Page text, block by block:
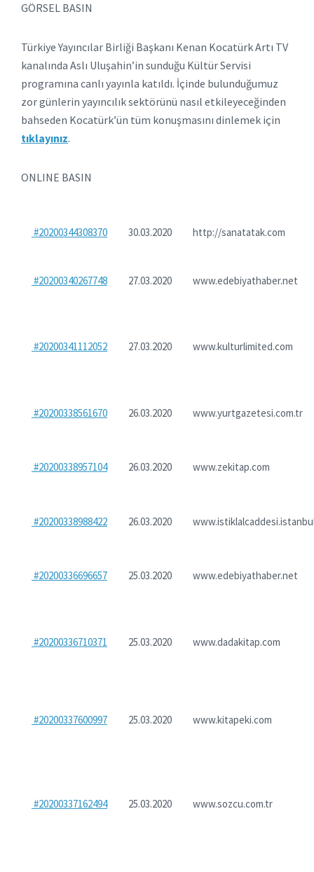
GÖRSEL BASIN
Türkiye Yayıncılar Birliği Başkanı Kenan Kocatürk Artı TV
kanalında Aslı Uluşahin’in sunduğu Kültür Servisi
programına canlı yayınla katıldı. İçinde bulunduğumuz
zor günlerin yayıncılık sektörünü nasıl etkileyeceğinden
bahseden Kocatürk’ün tüm konuşmasını dinlemek için
tıklayınız.
ONLINE BASIN
#20200344308370 30.03.2020 http://sanatatak.com
#20200340267748 27.03.2020 www.edebiyathaber.net
#20200341112052 27.03.2020 www.kulturlimited.com
#20200338561670 26.03.2020 www.yurtgazetesi.com.tr
#20200338957104 26.03.2020 www.zekitap.com
#20200338988422 26.03.2020
#20200336696657 25.03.2020 www.edebiyathaber.net
#20200336710371 25.03.2020 www.dadakitap.com
#20200337600997 25.03.2020 www.kitapeki.com
#20200337162494 25.03.2020 www.sozcu.com.tr